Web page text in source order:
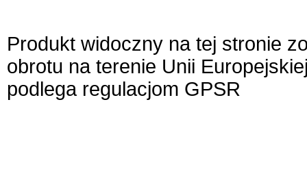
Produkt widoczny na tej stronie
obrotu na terenie Unii
podlega regulacjom GPSR